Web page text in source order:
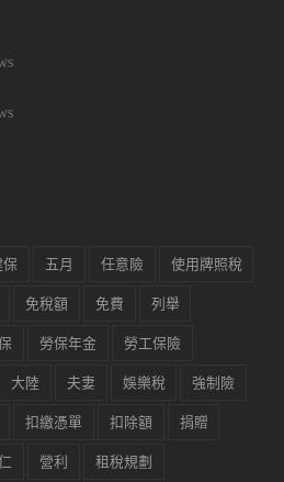
保 五月 任意險 使用牌照稅
免稅額 免費 列舉
勞保年金 勞工保險
大陸 夫妻 娛樂稅 強制險
扣繳憑單 扣除額 捐贈
營利 租稅規劃